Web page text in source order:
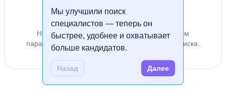
Мы улучшили поиск
специалистов — теперь он
быстрее, удобнее и охватывает
больше кандидатов.
Назад Далее
Специалисты не найдены
Не удалось найти специалистов по заданным
параметрам. Попробуйте изменить условия поиска.